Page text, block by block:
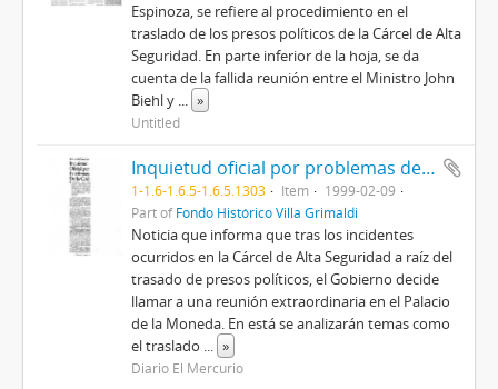
Espinoza, se refiere al procedimiento en el
traslado de los presos políticos de la Cárcel de Alta
Seguridad. En parte inferior de la hoja, se da
cuenta de la fallida reunión entre el Ministro John
Biehl y ... »
Untitled
Inquietud oficial por problemas de la CAS
1-1.6-1.6.5-1.6.5.1303 Item
1999-02-09
Part ofFondo Histórico Villa Grimaldi
Noticia que informa que tras los incidentes
ocurridos en la Cárcel de Alta Seguridad a raíz del
trasado de presos políticos, el Gobierno decide
llamar a una reunión extraordinaria en el Palacio
de la Moneda. En está se analizarán temas como
el traslado ... »
Diario El Mercurio